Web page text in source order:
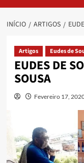
INÍCIO ARTIGOS
Artigos Eudes de
EUDES DE
SOUSA
Fevereiro 17,